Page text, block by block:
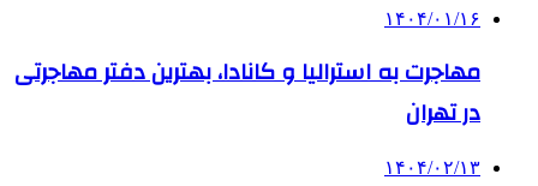
۱۴۰۴/۰۱/۱۶
مهاجرت به استرالیا و کانادا، بهترین دفتر مهاجرتی
در تهران
۱۴۰۴/۰۲/۱۳